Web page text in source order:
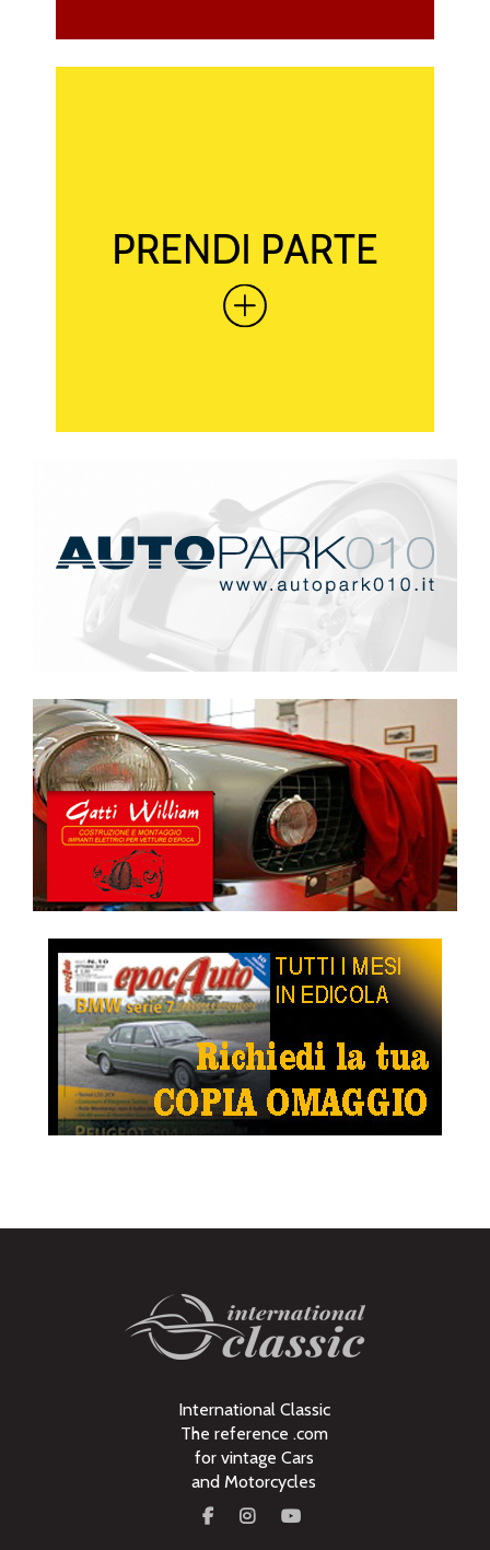
International Classic
The reference .com
for vintage Cars
and Motorcycles